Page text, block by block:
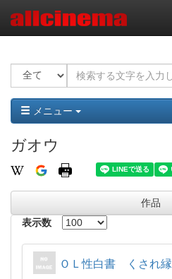
メニュー
ガオウ
作品
表示数
ＯＬ性白書 くされ縁